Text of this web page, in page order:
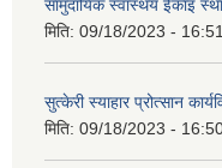
सामुदायिक स्वास्थय ईकाइ
मिति: 09/18/2023 - 16:51
सुत्केरी स्याहार प्रोत्सान
मिति: 09/18/2023 -